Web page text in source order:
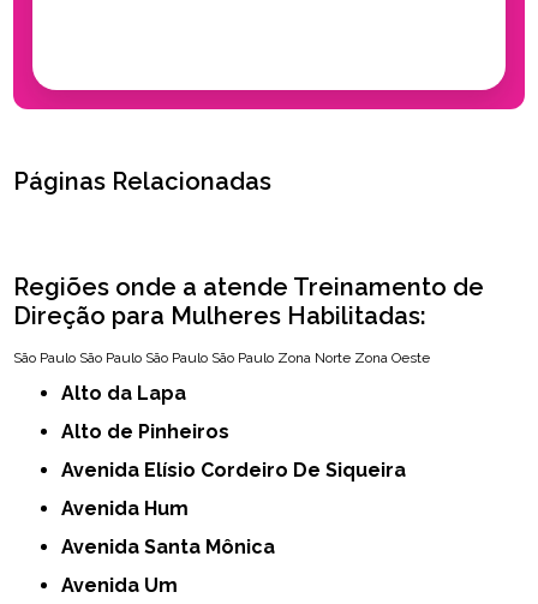
Páginas Relacionadas
Regiões onde a atende Treinamento de
Direção para Mulheres Habilitadas:
São Paulo São Paulo São Paulo São Paulo Zona Norte Zona Oeste
Alto da Lapa
Alto de Pinheiros
Avenida Elísio Cordeiro De Siqueira
Avenida Hum
Avenida Santa Mônica
Avenida Um